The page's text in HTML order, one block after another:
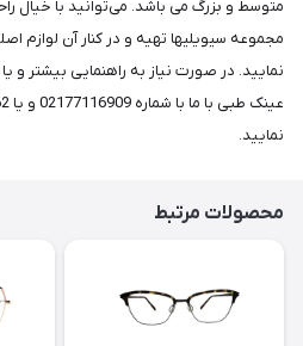
نمایید. در صورت نیاز به راهنمایی بیشتر و
نمایید.
محصولات مرتبط